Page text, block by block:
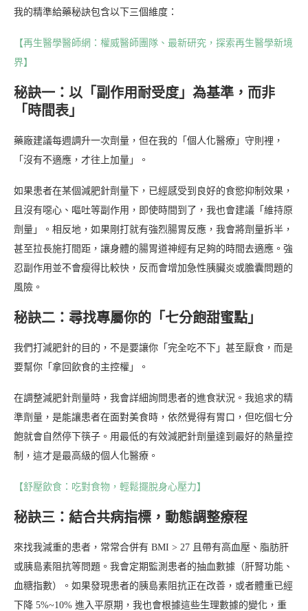
我的精準給藥秘訣包含以下三個維度：
【再生醫學醫師網：權威醫師團隊、最新研究，探索再生醫學新境
界】
秘訣一：以「副作用耐受度」為基準，而非
「時間表」
藥廠建議每週調升一次劑量，但在我的「個人化醫療」守則裡，
「沒有不適應，才往上加量」。
如果患者在某個減肥針劑量下，已經感受到良好的食慾抑制效果，
且沒有噁心、嘔吐等副作用，即使時間到了，我也會建議「維持原
劑量」。相反地，如果剛打就有強烈腸胃反應，我會將劑量拆半，
甚至拉長施打間距，讓身體的腸胃道神經有足夠的時間去適應。強
忍副作用並不會瘦得比較快，反而會增加急性胰臟炎或膽囊問題的
風險。
秘訣二：尋找專屬你的「七分飽甜蜜點」
我們打減肥針的目的，不是要讓你「完全吃不下」甚至厭食，而是
要幫你「拿回飲食的主控權」。
在調整減肥針劑量時，我會詳細詢問患者的進食狀況。我追求的精
準劑量，是能讓患者在面對美食時，依然覺得有胃口，但吃個七分
飽就會自然停下筷子。用最低的有效減肥針劑量達到最好的熱量控
制，這才是最高級的個人化醫療。
【舒壓飲食：吃對食物，輕鬆擺脫身心壓力】
秘訣三：結合共病指標，動態調整療程
來找我減重的患者，常常合併有 BMI > 27 且帶有高血壓、脂肪肝
或胰島素阻抗等問題。我會定期監測患者的抽血數據（肝腎功能、
血糖指數）。如果發現患者的胰島素阻抗正在改善，或者體重已經
下降 5%~10% 進入平原期，我也會根據這些生理數據的變化，重